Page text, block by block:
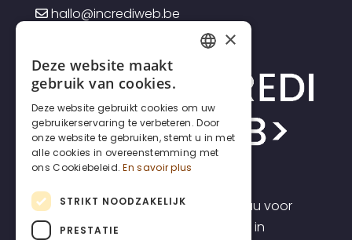
hallo@incrediweb.be
Incrediweb is een webdesign bureau voor
zelfstandigen en kmo's. Wij geloven in
DUTCH
ENGLISH
×
Deze website maakt
gebruik van cookies.
Deze website gebruikt cookies om uw
gebruikerservaring te verbeteren. Door
onze website te gebruiken, stemt u in met
alle cookies in overeenstemming met
ons Cookiebeleid. En savoir plus
STRIKT NOODZAKELIJK
PRESTATIE